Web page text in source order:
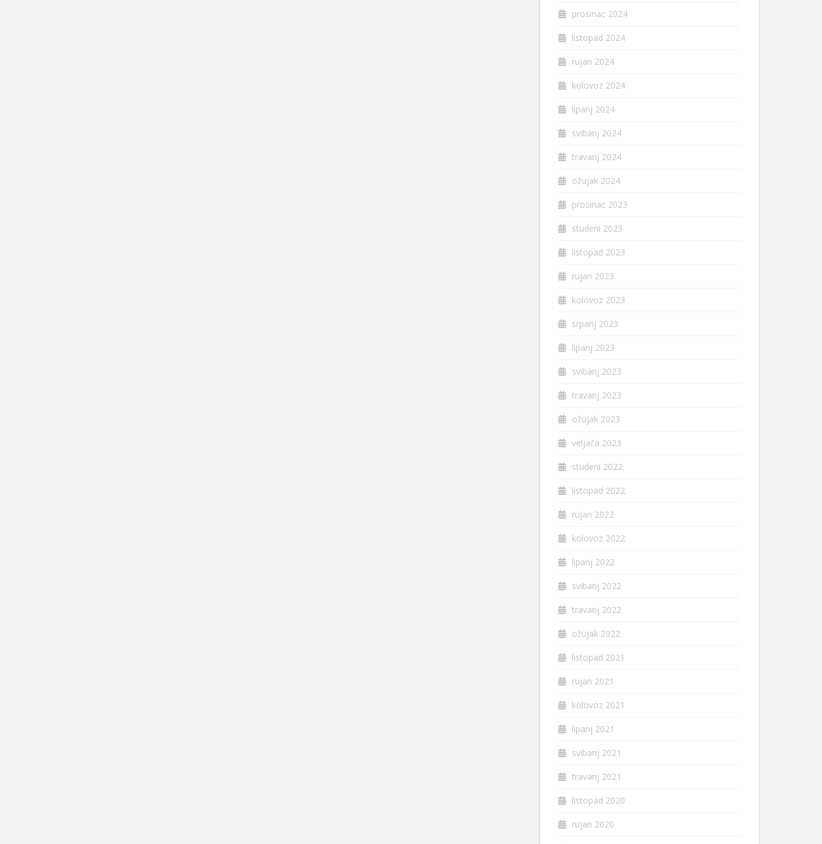
prosinac 2024
listopad 2024
rujan 2024
kolovoz 2024
lipanj 2024
svibanj 2024
travanj 2024
ožujak 2024
prosinac 2023
studeni 2023
listopad 2023
rujan 2023
kolovoz 2023
srpanj 2023
lipanj 2023
svibanj 2023
travanj 2023
ožujak 2023
veljača 2023
studeni 2022
listopad 2022
rujan 2022
kolovoz 2022
lipanj 2022
svibanj 2022
travanj 2022
ožujak 2022
listopad 2021
rujan 2021
kolovoz 2021
lipanj 2021
svibanj 2021
travanj 2021
listopad 2020
rujan 2020